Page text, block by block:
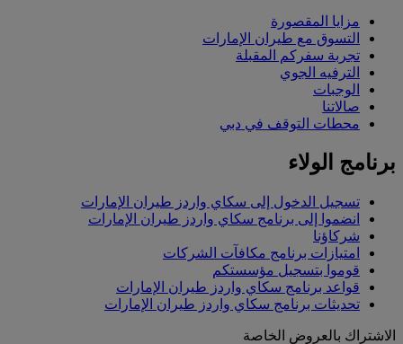
مزايا المقصورة
التسوق مع طيران الإمارات
تجربة سفركم المقبلة
الترفيه الجوي
الوجبات
صالاتنا
محطات التوقف في دبي
برنامج الولاء
تسجيل الدخول إلى سكاي واردز طيران الإمارات
انضموا إلى برنامج سكاي واردز طيران الإمارات
شركاؤنا
امتيازات برنامج مكافآت الشركات
قوموا بتسجيل مؤسستكم
قواعد برنامج سكاي واردز طيران الإمارات
تحديثات برنامج سكاي واردز طيران الإمارات
الاشتراك بالعروض الخاصة